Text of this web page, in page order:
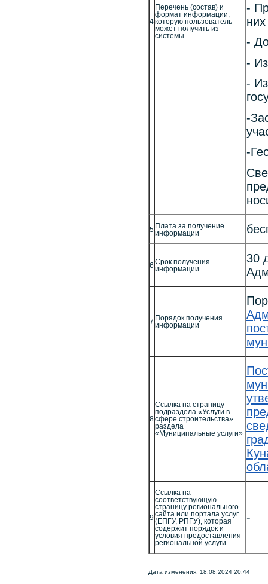
4
Перечень (состав) и
формат информации,
которую пользователь
может получить из
системы
-
-
-
-
-
-
5 Плата за получение
информации
6 Срок получения
информации
30
7 Порядок получения
информации
8
Ссылка на страницу
подраздела «Услуги в
сфере строительства»
раздела
«Муниципальные услуги»
9
Ссылка на
соответствующую
страницу регионального
сайта или портала услуг
(ЕПГУ, РПГУ), которая
содержит порядок и
условия предоставления
региональной услуги
-
Дата изменения: 18.08.2024 20:44